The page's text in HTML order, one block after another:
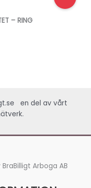
– RING
en del av vårt
BraBilligt Arboga AB